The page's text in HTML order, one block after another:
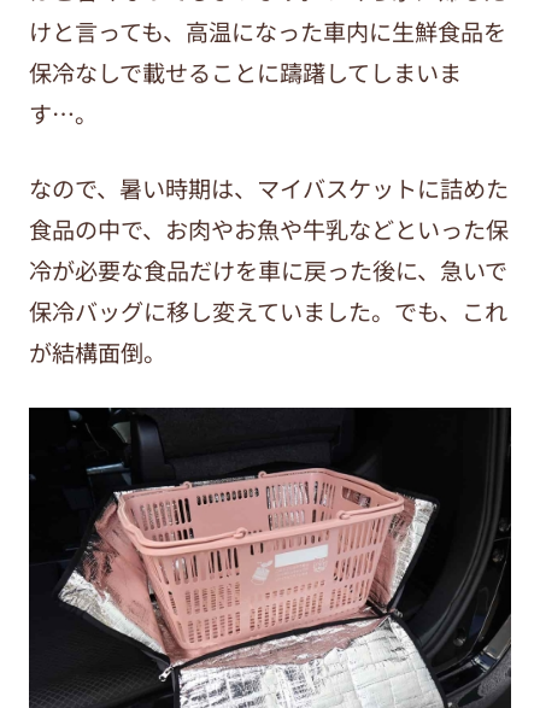
けと言っても、高温になった車内に生鮮食品を
保冷なしで載せることに躊躇してしまいま
す…。
なので、暑い時期は、マイバスケットに詰めた
食品の中で、お肉やお魚や牛乳などといった保
冷が必要な食品だけを車に戻った後に、急いで
保冷バッグに移し変えていました。でも、これ
が結構面倒。